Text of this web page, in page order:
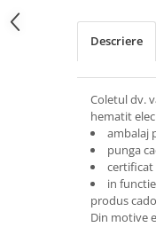
Descriere
Coletul dv.
hematit
ambalaj
punga
certificat
in
produs
Din motive